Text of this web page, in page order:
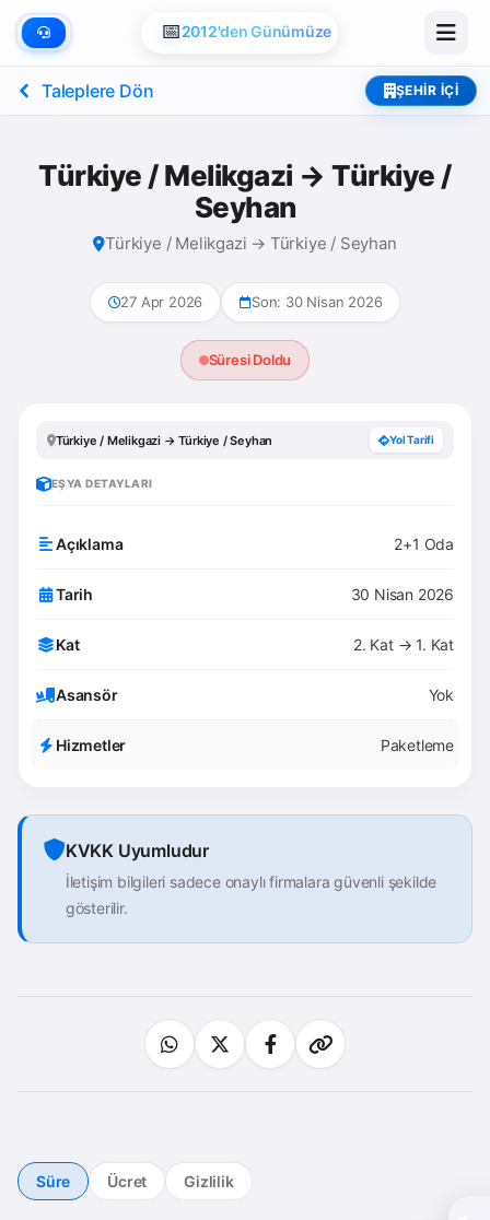
📅2012'den Günümüze
Taleplere Dön ŞEHIR İÇI
Türkiye / Melikgazi → Türkiye /
Seyhan
Türkiye / Melikgazi → Türkiye / Seyhan
27 Apr 2026 Son: 30 Nisan 2026
Süresi Doldu
Türkiye / Melikgazi → Türkiye / Seyhan Yol Tarifi
EŞYA DETAYLARI
Açıklama 2+1 Oda
Tarih 30 Nisan 2026
Kat 2. Kat → 1. Kat
Asansör Yok
Hizmetler Paketleme
KVKK Uyumludur
İletişim bilgileri sadece onaylı firmalara güvenli şekilde
gösterilir.
Süre Ücret Gizlilik